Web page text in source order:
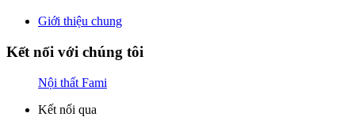
Giới thiệu chung
Kết nối với chúng tôi
Nội thất Fami
Kết nối qua